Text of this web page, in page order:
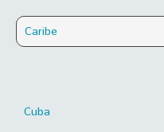
Caribe
Cuba